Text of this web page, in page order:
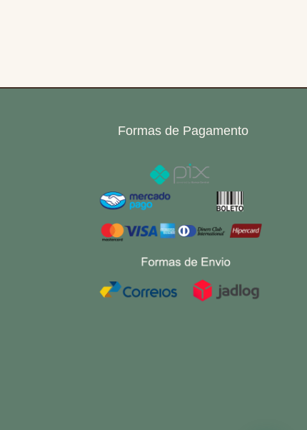
Formas de Pagamento